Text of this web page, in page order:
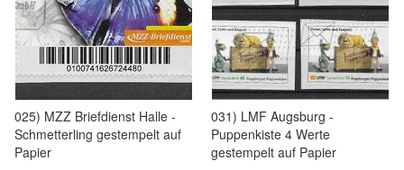
025) MZZ Briefdienst Halle -
Schmetterling gestempelt auf
Papier
031) LMF Augsburg -
Puppenkiste 4 Werte
gestempelt auf Papier